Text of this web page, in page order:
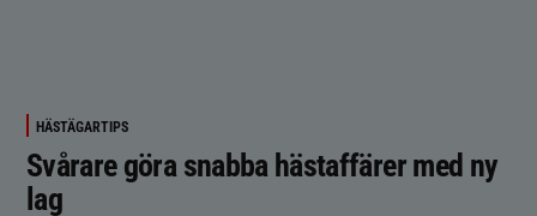
HÄSTÄGARTIPS
Svårare göra snabba hästaffärer med ny
lag